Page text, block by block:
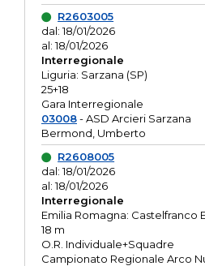
R2603005
dal: 18/01/2026
al: 18/01/2026
Interregionale
Liguria: Sarzana (SP)
25+18
Gara Interregionale
03008- ASD Arcieri Sarzana
Bermond, Umberto
R2608005
dal: 18/01/2026
al: 18/01/2026
Interregionale
Emilia Romagna: Castelfranco
18 m
O.R. Individuale+Squadre
Campionato Regionale Arco